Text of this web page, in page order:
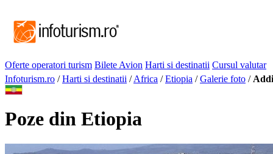
Oferte operatori turism Bilete Avion Harti si destinatii Cursul valutar
Infoturism.ro /Harti si destinatii /Africa /Etiopia /Galerie foto /
Poze din Etiopia